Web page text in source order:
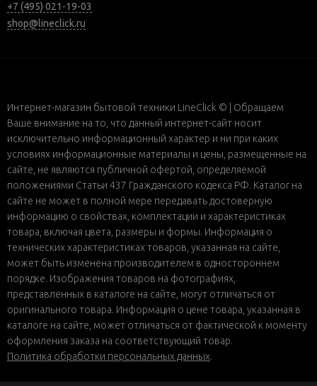
+7 (495) 021-19-03
shop@lineclick.ru
Интернет-магазин бытовой техники LineClick © | Обращаем
Ваше внимание на то, что данный интернет-сайт носит
исключительно информационный характер и ни при каких
условиях информационные материалы и цены, размещенные на
сайте, не являются публичной офертой, определяемой
положениями Статьи 437 Гражданского кодекса РФ. Каталог на
сайте не может в полной мере передавать достоверную
информацию о свойствах, комплектации и характеристиках
товара, включая цвета, размеры и формы. Информация о
технических характеристиках товаров, указанная на сайте,
может быть изменена производителем в одностороннем
порядке. Изображения товаров на фотографиях,
представленных в каталоге на сайте, могут отличаться от
оригинального товара. Информация о цене товара, указанная в
каталоге на сайте, может отличаться от фактической к моменту
оформления заказа на соответствующий товар.
Политика обработки персональных данных.